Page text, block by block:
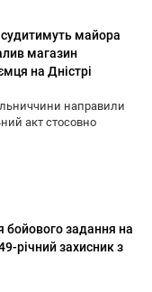
майора
магазин
на Дністрі
направили
акт стосовно
бойового задання на
річний захисник з